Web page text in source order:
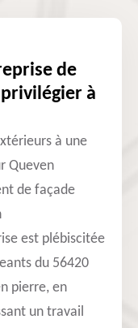
de
à
à une
Queven
de façade
est plébiscitée
du 56420
pierre, en
un travail